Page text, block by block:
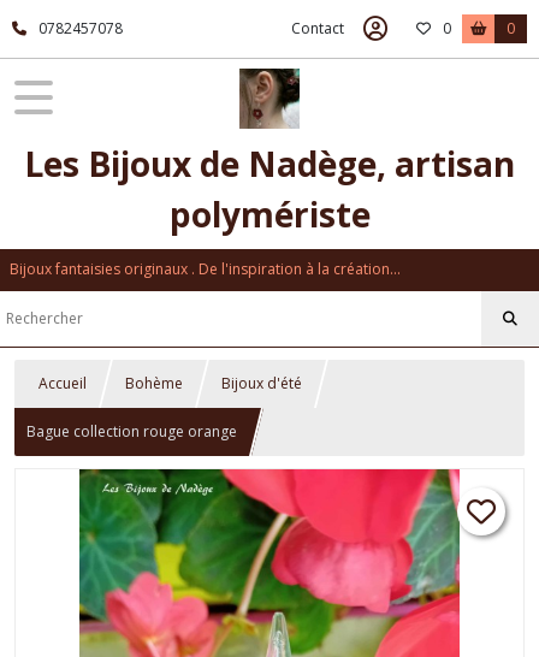
0782457078 Contact 0 0
Les Bijoux de Nadège, artisan
polymériste
Bijoux fantaisies originaux . De l'inspiration à la création...
Accueil Bohème Bijoux d'été
Bague collection rouge orange